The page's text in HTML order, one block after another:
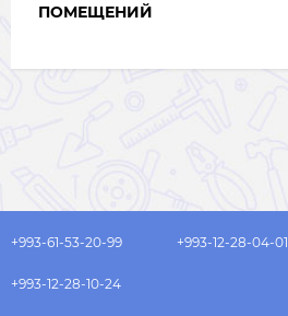
ПОМЕЩЕНИЙ
+993-61-53-20-99 +993-12-28-04-01
+993-12-28-10-24